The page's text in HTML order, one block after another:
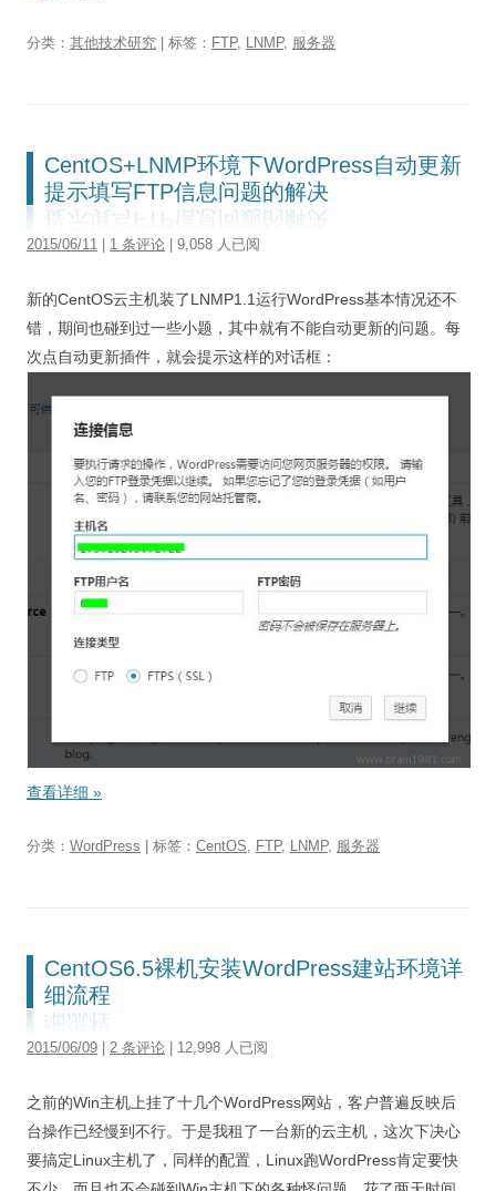
分类： 其他技术研究 | 标签： FTP, LNMP, 服务器
CentOS+LNMP环境下WordPress自动更新
提示填写FTP信息问题的解决
2015/06/11 1 条评论 | 9,058 人已阅
新的CentOS云主机装了LNMP1.1运行WordPress基本情况还不
错，期间也碰到过一些小题，其中就有不能自动更新的问题。每
次点自动更新插件，就会提示这样的对话框：
查看详细 »
分类： WordPress | 标签： CentOS, FTP, LNMP, 服务器
CentOS6.5裸机安装WordPress建站环境详
细流程
2015/06/09 2 条评论 | 12,998 人已阅
之前的Win主机上挂了十几个WordPress网站，客户普遍反映后
台操作已经慢到不行。于是我租了一台新的云主机，这次下决心
要搞定Linux主机了，同样的配置，Linux跑WordPress肯定要快